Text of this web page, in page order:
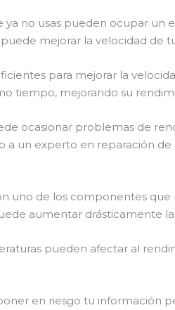
ya no usas pueden ocupar un
mejorar la velocidad de
para mejorar la
tiempo, mejorando su
ocasionar problemas de
un experto en reparación
uno de los componentes
aumentar drásticamente
pueden afectar al
en riesgo tu información